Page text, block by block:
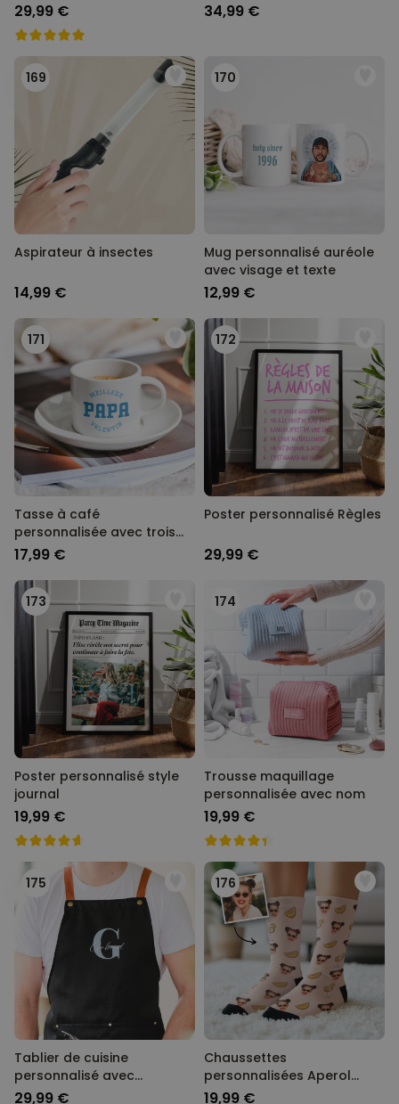
29,99 € 34,99 €
169
Aspirateur à insectes
14,99 €
170
Mug personnalisé auréole
avec visage et texte
12,99 €
171
Tasse à café
personnalisée avec trois
lignes
17,99 €
172
Poster personnalisé Règles
29,99 €
173
Poster personnalisé style
journal
19,99 €
174
Trousse maquillage
personnalisée avec nom
19,99 €
175
Tablier de cuisine
personnalisé avec
monogramme
29,99 €
176
Chaussettes
personnalisées Aperol
avec visage
19,99 €